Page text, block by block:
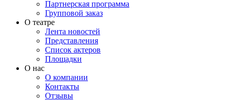
Партнерская программа
Групповой заказ
О театре
Лента новостей
Представления
Список актеров
Площадки
О нас
О компании
Контакты
Отзывы